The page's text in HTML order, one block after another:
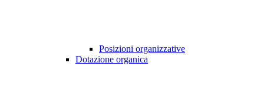
Posizioni organizzative
Dotazione organica